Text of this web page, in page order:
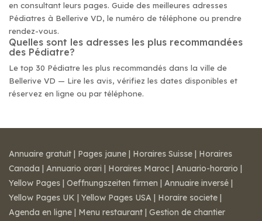
en consultant leurs pages. Guide des meilleures adresses
Pédiatres à Bellerive VD, le numéro de téléphone ou prendre
rendez-vous.
Quelles sont les adresses les plus recommandées
des Pédiatre?
Le top 30 Pédiatre les plus recommandés dans la ville de
Bellerive VD — Lire les avis, vérifiez les dates disponibles et
réservez en ligne ou par téléphone.
Annuaire gratuit | Pages jaune | Horaires Suisse | Horaires
Canada | Annuario orari | Horaires Maroc | Anuario-horario |
Yellow Pages | Oeffnungszeiten firmen | Annuaire inversé |
Yellow Pages UK | Yellow Pages USA | Horaire societe |
Agenda en ligne | Menu restaurant | Gestion de chantier